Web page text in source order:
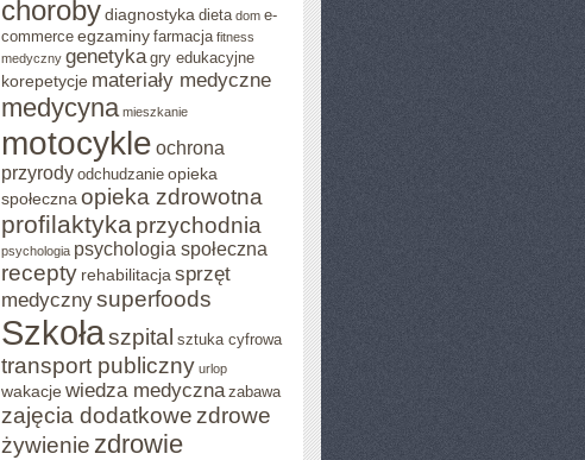
choroby diagnostyka dieta dom e-
commerce egzaminy farmacja fitness
medyczny genetyka gry edukacyjne
korepetycje materiały medyczne
medycyna mieszkanie
motocykle ochrona
przyrody odchudzanie opieka
społeczna opieka zdrowotna
profilaktykaprzychodnia
psychologia psychologia społeczna
recepty rehabilitacja sprzęt
medycznysuperfoods
Szkołaszpital sztuka cyfrowa
transport publiczny urlop
wakacje wiedza medyczna zabawa
zajęcia dodatkowe zdrowe
żywienie zdrowie